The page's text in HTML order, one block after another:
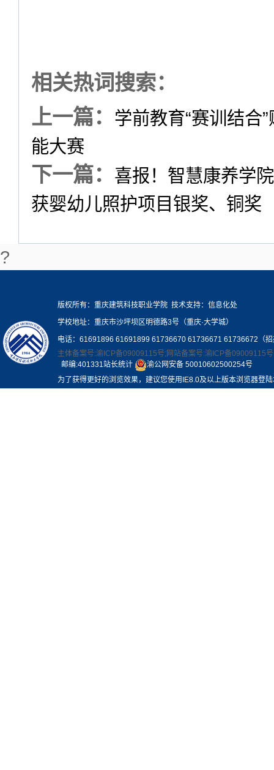
相关热词搜索：
上一篇：
学前教育“赛训结合
能大赛
下一篇：
喜报！智慧康养学
获婴幼儿照护项目银奖、铜奖
?
版权所有：重庆建筑科技职业学院 技术支持：信息化处
学校地址：重庆市沙坪坝区明德路3号（重庆·大学城）
电话：61691896 61691899 61736670 61736671 61736672（招
主体备案号:渝ICP备09009115号;网站备案号:渝ICP备09009115
邮编:401331站长统计
渝公网安备 50010602500254号
为了获得更好的浏览效果，建议您使用IE8.0及以上版本浏览器登